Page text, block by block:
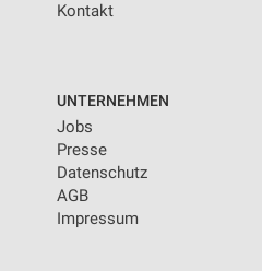
Kontakt
UNTERNEHMEN
Jobs
Presse
Datenschutz
AGB
Impressum